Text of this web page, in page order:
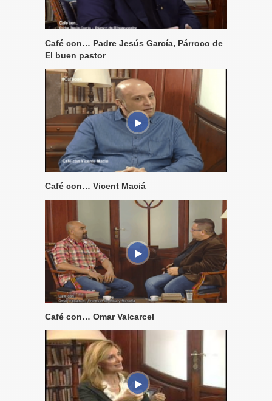
Café con… Padre Jesús García, Párroco de
El buen pastor
Café con… Vicent Maciá
Café con… Omar Valcarcel